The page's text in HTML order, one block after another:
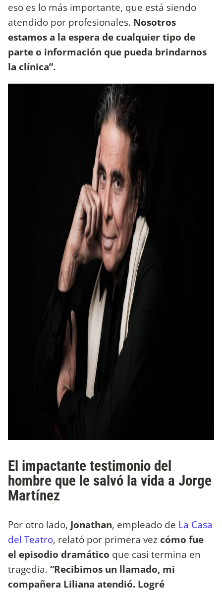
eso es lo más importante, que está siendo
atendido por profesionales. Nosotros
estamos a la espera de cualquier tipo de
parte o información que pueda brindarnos
la clínica”.
El impactante testimonio del
hombre que le salvó la vida a Jorge
Martínez
Por otro lado, Jonathan, empleado de La Casa
del Teatro, relató por primera vez cómo fue
el episodio dramático que casi termina en
tragedia. “Recibimos un llamado, mi
compañera Liliana atendió. Logré